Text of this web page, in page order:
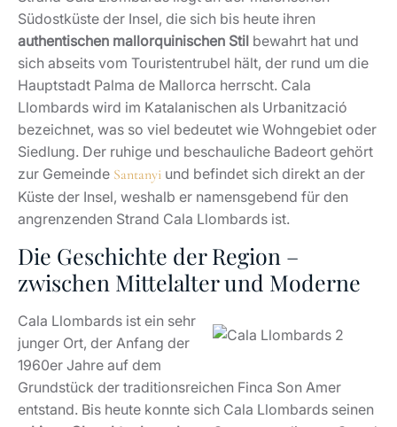
Südostküste der Insel, die sich bis heute ihren
authentischen mallorquinischen Stil bewahrt hat und
sich abseits vom Touristentrubel hält, der rund um die
Hauptstadt Palma de Mallorca herrscht. Cala
Llombards wird im Katalanischen als Urbanització
bezeichnet, was so viel bedeutet wie Wohngebiet oder
Siedlung. Der ruhige und beschauliche Badeort gehört
zur Gemeinde Santanyi und befindet sich direkt an der
Küste der Insel, weshalb er namensgebend für den
angrenzenden Strand Cala Llombards ist.
Die Geschichte der Region –
zwischen Mittelalter und Moderne
Cala Llombards ist ein sehr
junger Ort, der Anfang der
1960er Jahre auf dem
Grundstück der traditionsreichen Finca Son Amer
entstand. Bis heute konnte sich Cala Llombards seinen